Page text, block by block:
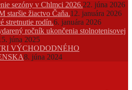
sezóny v Chlmci 2026.22. júna 2026
staršie žiactvo Čaňa.12. januára 2026
stretnutie rodín.6. januára 2026
ročník ukončenia stolnotenisovej
júna 2025
VÝCHODODNÉHO
8. júna 2024